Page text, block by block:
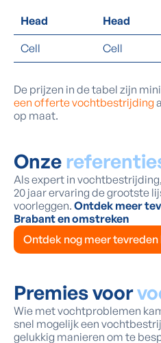
Head Head
Cell
Cell
De prijzen in de tabel zijn
een offerte vochtbestrijding
op maat.
Onze
Als expert in
20 jaar ervaring de grootste
voorleggen. Ontdek meer
Brabant en omstreken
Ontdek nog meer
Premies voor
Wie met vochtproblemen
snel mogelijk een
gelukkig manieren om te